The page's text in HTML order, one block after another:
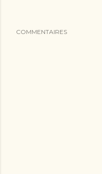
COMMENTAIRES